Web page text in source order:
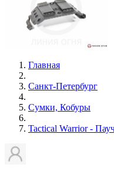
Главная
Санкт-Петербург
Сумки, Кобуры
Tactical Warrior -